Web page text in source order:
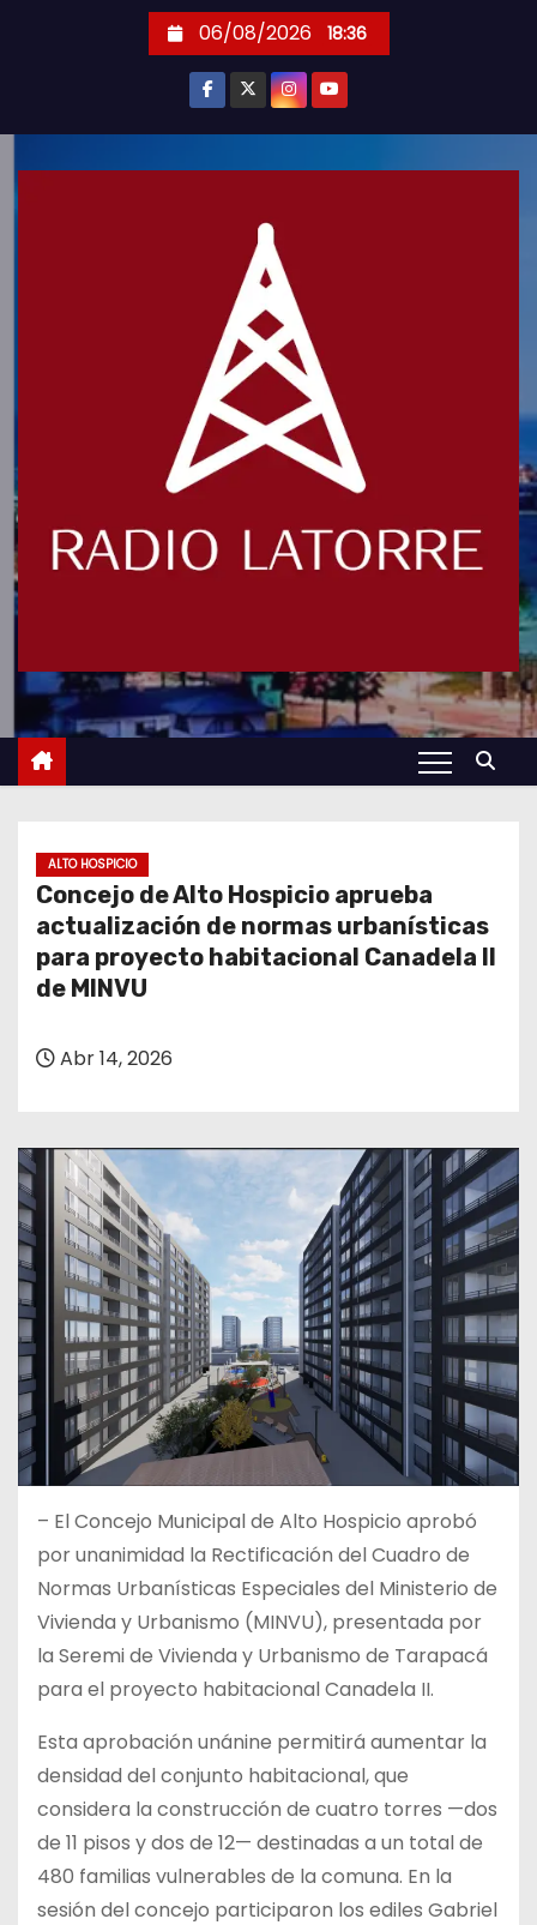
06/08/2026 18:36
ALTO HOSPICIO
Concejo de Alto Hospicio aprueba
actualización de normas urbanísticas
para proyecto habitacional Canadela II
de MINVU
Abr 14, 2026
– El Concejo Municipal de Alto Hospicio aprobó
por unanimidad la Rectificación del Cuadro de
Normas Urbanísticas Especiales del Ministerio de
Vivienda y Urbanismo (MINVU), presentada por
la Seremi de Vivienda y Urbanismo de Tarapacá
para el proyecto habitacional Canadela II.
Esta aprobación unánine permitirá aumentar la
densidad del conjunto habitacional, que
considera la construcción de cuatro torres —dos
de 11 pisos y dos de 12— destinadas a un total de
480 familias vulnerables de la comuna. En la
sesión del concejo participaron los ediles Gabriel